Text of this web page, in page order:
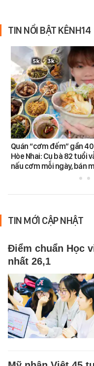
TIN NỔI BẬT KÊNH14
Quán “cơm đếm” gần
Hòe Nhai: Cụ bà 82 tuổi
nấu cơm mỗi ngày, bán
TIN MỚI CẬP NHẬT
Điểm chuẩn Học
nhất 26,1